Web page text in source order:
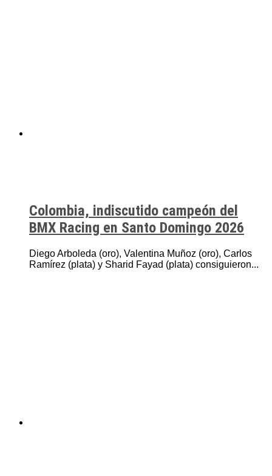
Colombia, indiscutido campeón del
BMX Racing en Santo Domingo 2026
Diego Arboleda (oro), Valentina Muñoz (oro), Carlos
Ramírez (plata) y Sharid Fayad (plata) consiguieron...